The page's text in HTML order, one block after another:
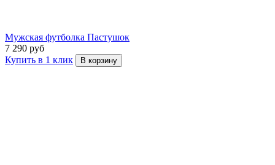
Мужская футболка Пастушок
7 290 руб
Купить в 1 клик
В корзину